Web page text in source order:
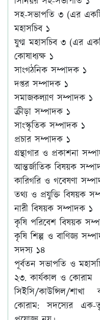
সহ-সভাপতি ৩ (এর একটি
মহাসচিব ১
যুগ্ম মহাসচিব ৩ (এর
কোষাধ্যক্ষ ১
সাংগঠনিক সম্পাদক ১
দপ্তর সম্পাদক ১
সমাজকল্যাণ সম্পাদক ১
ক্রীড়া সম্পাদক ১
সাংস্কৃতিক সম্পাদক ১
প্রচার সম্পাদক ১
গ্রন্থাগার ও প্রকাশনা
আন্তর্জাতিক বিষয়ক
কারিগরি ও গবেষণা
তথ্য ও প্রযুক্তি বিষয়ক
নারী বিষয়ক সম্পাদক ১
কৃষি পরিবেশ বিষয়ক
কৃষি শিল্প ও বাণিজ্য
সদস্য ১৪
পূর্বতন সভাপতি ও
২৩. কার্যকাল ও কোরাম
সিইসি/কাউন্সিল/
কোরাম: সদস্যের এক-